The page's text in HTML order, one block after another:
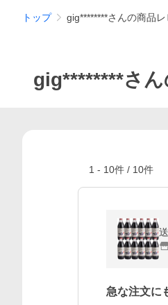
トップ gig********さんの商品
gig********さ
1 - 10件 / 10件
急な注文に